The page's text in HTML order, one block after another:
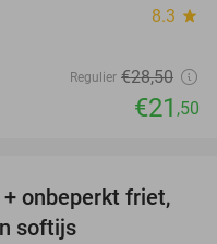
8.3 star
Regulier €28,50
€21 ,50
32%
onbeperkt friet,
softijs